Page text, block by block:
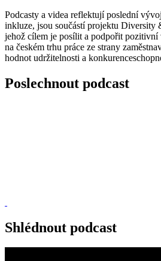
Podcasty a videa reflektují poslední
inkluze, jsou součástí projektu Diversity
jehož cílem je posílit a podpořit
na českém trhu práce ze strany
hodnot udržitelnosti a
Poslechnout podcast
Shlédnout podcast